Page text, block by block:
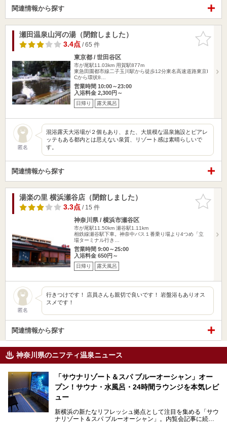
関連情報から探す
お気に入
りに追加
瀬田温泉山河の湯（閉館しました）
3.4点/ 65 件
東京都 / 世田谷区
市が尾駅11.03km 用賀駅877m
東急田園都市線二子玉川駅から徒歩12分東名高速道路東京I
Cから環状8…
営業時間 10:00～23:00
入浴料金 2,300円～
日帰り 露天風呂
匿名
混浴露天大浴場が２個もあり、また、大規模な温泉施設とピアレ
ッテもある都内とは思えない泉質、リゾート感は素晴らしいで
す。
関連情報から探す
お気に入
りに追加
湯楽の里 横浜瀬谷店（閉館しました）
3.3点/ 15 件
神奈川県 / 横浜市瀬谷区
市が尾駅11.50km 瀬谷駅1.11km
相鉄線瀬谷駅下車。神奈中バス１番乗り場より4つめ「立
場ターミナル行き…
営業時間 9:00～25:00
入浴料金 650円～
日帰り 露天風呂
匿名
行きつけです！ 店員さんも親切で良いです！ 岩盤浴もありオス
スメです！
関連情報から探す
神奈川県のニフティ温泉ニュース
「サウナリゾート＆スパ ブルーオーシャン」オー
プン！サウナ・水風呂・24時間ラウンジを本気レビ
ュー
新横浜の新たなリフレッシュ拠点として注目を集める「サウ
ナリゾート＆スパ ブルーオーシャン」。内覧会記事に続